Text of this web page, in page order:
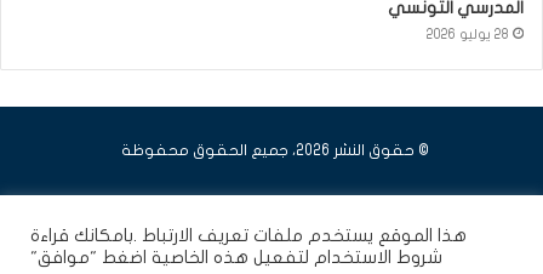
المدرسي التونسي
28 يوليو 2026
© حقوق النشر 2026، جميع الحقوق محفوظة
هذا الموقع يستخدم ملفات تعريف الارتباط .بامكانك قراءة
شروط الاستخدام لتفعيل هذه الخاصية اضغط "موافق"